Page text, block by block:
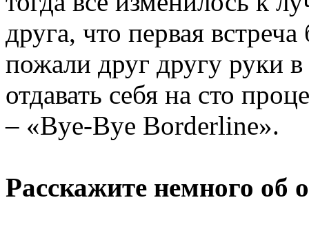
друга, что первая
пожали друг другу руки в
отдавать себя на сто
– «Bye-Bye Borderline».
Расскажите немного